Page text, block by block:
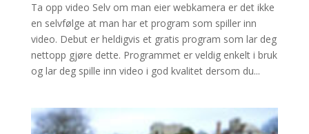
Ta opp video Selv om man eier webkamera er det ikke
en selvfølge at man har et program som spiller inn
video. Debut er heldigvis et gratis program som lar deg
nettopp gjøre dette. Programmet er veldig enkelt i bruk
og lar deg spille inn video i god kvalitet dersom du...